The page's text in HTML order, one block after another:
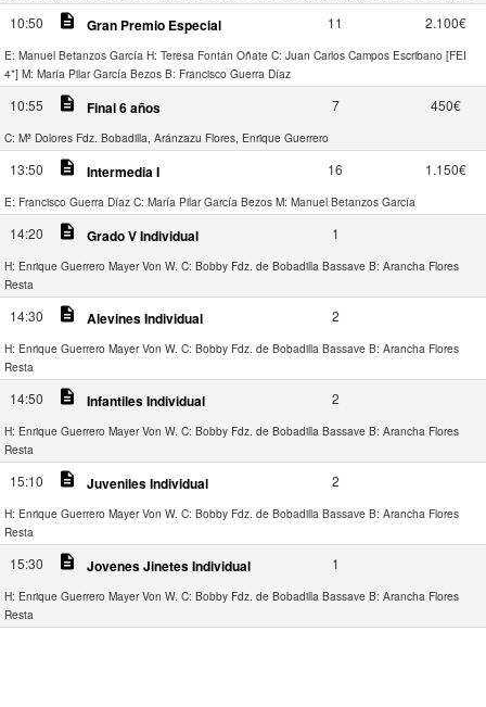
10:50 description Gran Premio Especial 11 2.100€
E: Manuel Betanzos García H: Teresa Fontán Oñate C: Juan Carlos Campos Escribano [FEI
4*] M: María Pilar García Bezos B: Francisco Guerra Díaz
10:55 description Final 6 años 7 450€
C: Mª Dolores Fdz. Bobadilla, Aránzazu Flores, Enrique Guerrero
13:50 description Intermedia I 16 1.150€
E: Francisco Guerra Díaz C: María Pilar García Bezos M: Manuel Betanzos García
14:20 description Grado V Individual 1
H: Enrique Guerrero Mayer Von W. C: Bobby Fdz. de Bobadilla Bassave B: Arancha Flores
Resta
14:30 description Alevines Individual 2
H: Enrique Guerrero Mayer Von W. C: Bobby Fdz. de Bobadilla Bassave B: Arancha Flores
Resta
14:50 description Infantiles Individual 2
H: Enrique Guerrero Mayer Von W. C: Bobby Fdz. de Bobadilla Bassave B: Arancha Flores
Resta
15:10 description Juveniles Individual 2
H: Enrique Guerrero Mayer Von W. C: Bobby Fdz. de Bobadilla Bassave B: Arancha Flores
Resta
15:30 description Jovenes Jinetes Individual 1
H: Enrique Guerrero Mayer Von W. C: Bobby Fdz. de Bobadilla Bassave B: Arancha Flores
Resta